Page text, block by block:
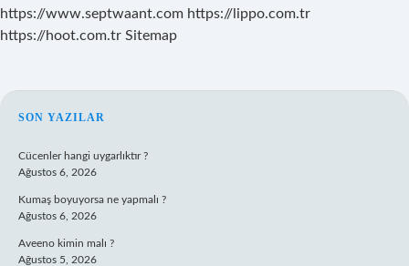
https://www.septwaant.com https://lippo.com.tr
https://hoot.com.tr Sitemap
SIDEBAR
SON YAZILAR
Cücenler hangi uygarlıktır ?
Ağustos 6, 2026
Kumaş boyuyorsa ne yapmalı ?
Ağustos 6, 2026
Aveeno kimin malı ?
Ağustos 5, 2026